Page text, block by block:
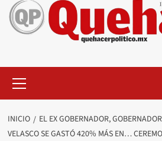
principal
INICIO
EL EX GOBERNADOR,
VELASCO SE GASTÓ 420% MÁS EN…